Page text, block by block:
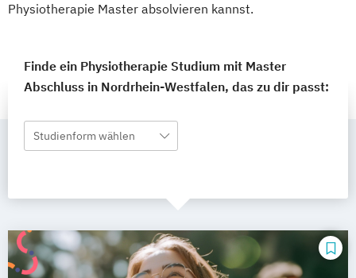
Physiotherapie Master absolvieren kannst.
Finde ein Physiotherapie Studium mit Master
Abschluss in Nordrhein-Westfalen, das zu dir passt:
Studienform wählen